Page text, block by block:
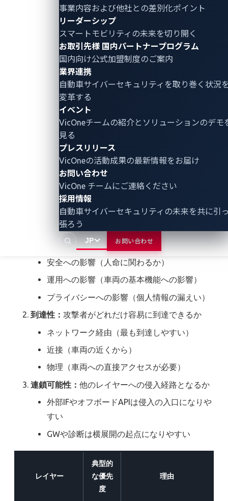
事業内容および他社との差別化ポイント
リーダーシップ
スマートモビリティの未来を切り開く
お取引先様 国内パートナープログラム
国内向け公式加盟制度のご案内
業界連携
自動車サイバーセキュリティ を取り巻く状況
変革する
イベント
VicOneチームの紹介とソリューションのデモ
見る
プレスリリース
VicOneの活動成果の最新情報をお届け
お問い合わせ
VicOne チームにご連絡ください
採用情報
自動車サイバーセキュリティの未来を共に引
張ろう
JP お問い合わせ
規制視点：
一部の中国国家標準（GB）では車両単位の試験
が求められるケースがあり、実車での試験体制を
前提としたテスト設計が重要となります。
また、車載IDSやログ統合監視、バックエンド側
の検知・遮断までを含む、インシデント対応フロ
ー全体を検証するシナリオベースのペネトレーシ
ョンテストも有効です。
テスト対象の優先順位付け
どのレイヤーを優先的にテスト対象とするかを決定し
ます。優先順位の考え方を以下に示します。
攻撃が成功した場合の影響の大きさ
安全への影響（人命に関わるか）
運用への影響（車両の基本機能への影響）
プライバシーへの影響（個人情報の漏えい）
到達性： 攻撃者がどれだけ容易に到達できるか
ネットワーク経由（最も到達しやすい）
近接（車両の近くから）
物理（車両への直接アクセスが必要）
連鎖可能性： 他のレイヤーへの侵入経路となるか
外部IFやオフボードAPIは侵入の入口になりや
すい
GWや診断は横展開の起点になりやすい
レイヤー
典型的
な優先
度
理由